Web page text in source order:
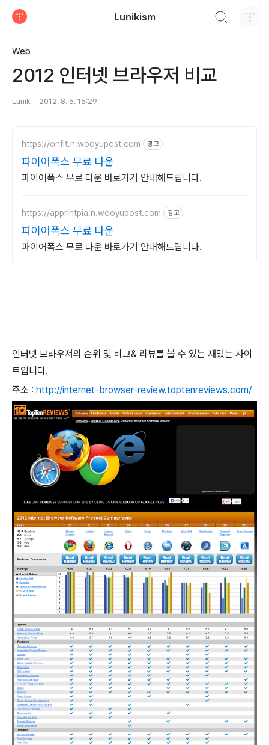
Lunikism
Web
2012 인터넷 브라우저 비교
Lunik 2012. 8. 5. 15:29
https://onfit.n.wooyupost.com 광고
파이어폭스 무료 다운
파이어폭스 무료 다운 바로가기 안내해드립니다.
https://apprintpia.n.wooyupost.com 광고
파이어폭스 무료 다운
파이어폭스 무료 다운 바로가기 안내해드립니다.
인터넷 브라우저의 순위 및 비교& 리뷰를 볼 수 있는 재밌는 사이
트입니다.
주소 : http://internet-browser-review.toptenreviews.com/